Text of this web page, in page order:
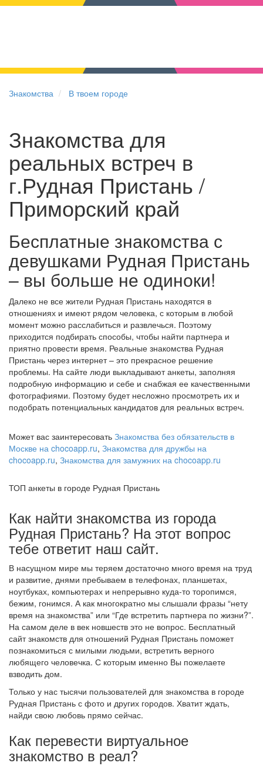
Знакомства В твоем городе
Знакомства для
реальных встреч в
г.Рудная Пристань /
Приморский край
Бесплатные знакомства с
девушками Рудная Пристань
– вы больше не одиноки!
Далеко не все жители Рудная Пристань находятся в
отношениях и имеют рядом человека, с которым в любой
момент можно расслабиться и развлечься. Поэтому
приходится подбирать способы, чтобы найти партнера и
приятно провести время. Реальные знакомства Рудная
Пристань через интернет – это прекрасное решение
проблемы. На сайте люди выкладывают анкеты, заполняя
подробную информацию и себе и снабжая ее качественными
фотографиями. Поэтому будет несложно просмотреть их и
подобрать потенциальных кандидатов для реальных встреч.
Может вас заинтересовать Знакомства без обязательств в
Москве на chocoapp.ru, Знакомства для дружбы на
chocoapp.ru, Знакомства для замужних на chocoapp.ru
ТОП анкеты в городе Рудная Пристань
Как найти знакомства из города
Рудная Пристань? На этот вопрос
тебе ответит наш сайт.
В насущном мире мы теряем достаточно много время на труд
и развитие, днями пребываем в телефонах, планшетах,
ноутбуках, компьютерах и непрерывно куда-то торопимся,
бежим, гонимся. А как многократно мы слышали фразы “нету
время на знакомства” или “Где встретить партнера по жизни?”.
На самом деле в век новшеств это не вопрос. Бесплатный
сайт знакомств для отношений Рудная Пристань поможет
познакомиться с милыми людьми, встретить верного
любящего человечка. С которым именно Вы пожелаете
взводить дом.
Только у нас тысячи пользователей для знакомства в городе
Рудная Пристань с фото и других городов. Хватит ждать,
найди свою любовь прямо сейчас.
Как перевести виртуальное
знакомство в реал?